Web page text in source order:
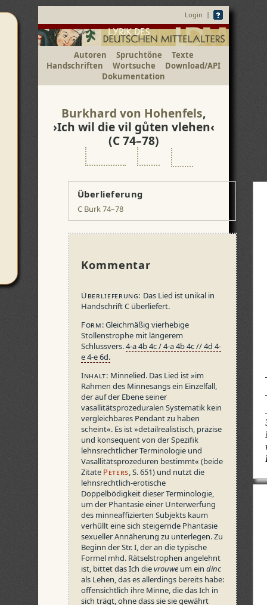
Login |
Autoren Spruchtöne
Texte
Handschriften
Wortsuche
Download/API
Dokumentation
Burkhard von Hohenfels,
›Ich wil die vil guͦten vlehen‹
(C 74–78)
Überlieferung
C Burk 74–78
Kommentar
Überlieferung: Das Lied ist unikal in
Handschrift C überliefert.
Form:Gleichmäßig vierhebige
Stollenstrophe mit längerem
Schlussvers.4-a 4b 4c / 4-a 4b 4c // 4d 4-
e 4-e 6d.
Inhalt: Minnelied. Das Lied ist »im
Rahmen des Minnesangs ein Einzelfall,
der auf der Ebene seiner
vasallitätsprozeduralen Systematik kein
vergleichbares Pendant zu haben
scheint«. Es ist »detailrealistisch, präzise
und konsequent von der Spezifik
lehnsrechtlicher Terminologie und
Vasallitätsprozeduren bestimmt« (beide
Zitate Peters, S.651) und nutzt die
lehnsrechtlich-erotische
Doppelbödigkeit dieser Terminologie,
um der Phantasie einer Unterwerfung
des minneaffizierten Subjekts kaum
verhüllt eine sich steigernde Phantasie
sexueller Annäherung zu unterlegen. Zu
Beginn der Str. I, der an die typische
Formel mhd. Rätsel­stro­phen angelehnt
ist, bittet das Ich dievrouwe um ein dinc
als Lehen, das es allerdings bereits habe:
offensichtlich ihre Minne, die das Ich in
sich trägt, ohne dass sie sie gewährt